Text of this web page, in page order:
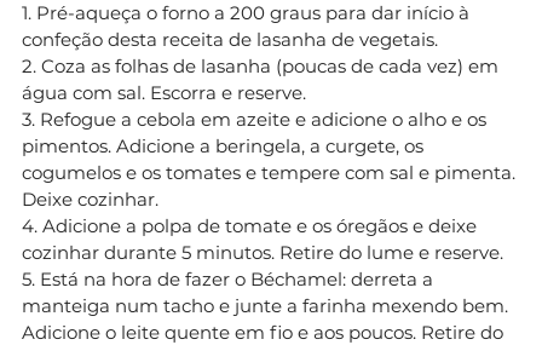
1. Pré-aqueça o forno a 200 graus para dar início à
confeção desta receita de lasanha de vegetais.
2. Coza as folhas de lasanha (poucas de cada vez) em
água com sal. Escorra e reserve.
3. Refogue a cebola em azeite e adicione o alho e os
pimentos. Adicione a beringela, a curgete, os
cogumelos e os tomates e tempere com sal e pimenta.
Deixe cozinhar.
4. Adicione a polpa de tomate e os óregãos e deixe
cozinhar durante 5 minutos. Retire do lume e reserve.
5. Está na hora de fazer o Béchamel: derreta a
manteiga num tacho e junte a farinha mexendo bem.
Adicione o leite quente em fio e aos poucos. Retire do